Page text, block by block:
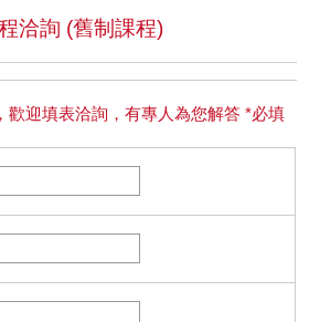
洽詢 (舊制課程)
歡迎填表洽詢，有專人為您解答 *必填